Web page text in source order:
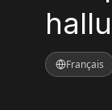
Français